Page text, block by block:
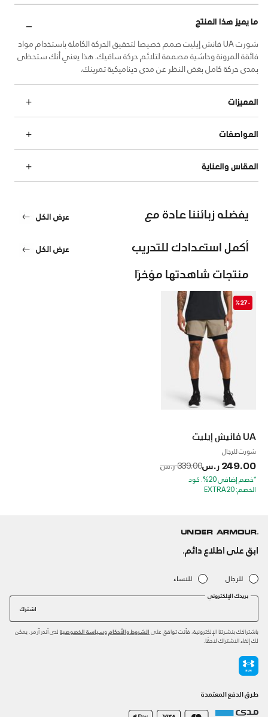
ما يميز هذا المنتج
شورت UA فانش إيليت صمم خصيصا لتحقيق الحركة الكاملة باستخدام مواد
فائقة المرونة وحاشية مصممة لتلائم حركة ساقيك. هذا يعني أنك ستحظى
بمدى حركة كامل بغض النظر عن مدى ديناميكية تمرينك.
المميزات
المواصفات
المقاس والعناية
يفضله زبائننا عادة مع عرض الكل
أكمل استعدادك للتدريب عرض الكل
منتجات شاهدتها مؤخرًا
-%27
UA فانيش إيليت
شورت للرجال
249.00 ر.س Price reduced from
339.00 ر.س to
*خصم إضافي 20%. كود
الخصم: EXTRA20
ابق على اطلاع دائم.
للرجال للنساء
بريدك الإلكتروني
اشترك
باشتراكك بنشرتنا الإلكترونية، فأنت توافق على الشروط والأحكام وسياسة الخصوصية لدى أندر آرمر. يمكن
لك إلغاء الاشتراك لاحقًا.
طرق الدفع المعتمدة